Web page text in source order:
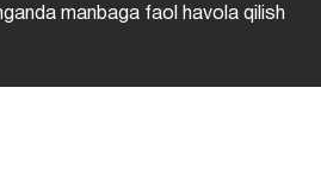
manbaga faol havola qilish